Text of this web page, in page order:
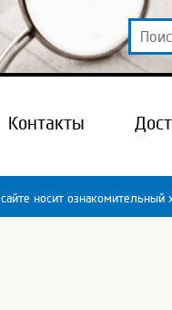
Контакты
носит